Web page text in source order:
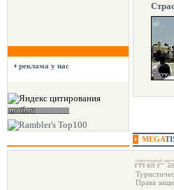
реклама у нас
MEGA
Права